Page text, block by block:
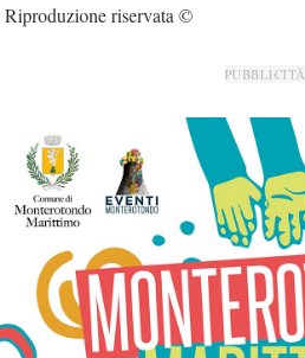
Riproduzione riservata ©
PUBBLICITÀ